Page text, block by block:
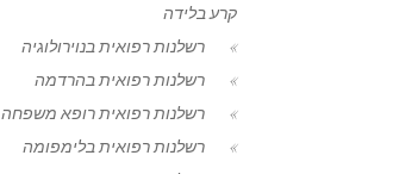
קרע בלידה
רשלנות רפואית בנוירולוגיה
רשלנות רפואית בהרדמה
רשלנות רפואית רופא משפחה
רשלנות רפואית בלימפומה